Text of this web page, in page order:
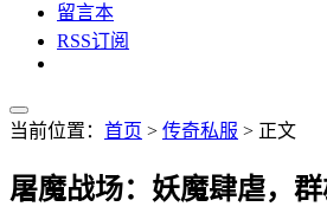
留言本
RSS订阅
当前位置： 首页 > 传奇私服 > 正文
屠魔战场：妖魔肆虐，